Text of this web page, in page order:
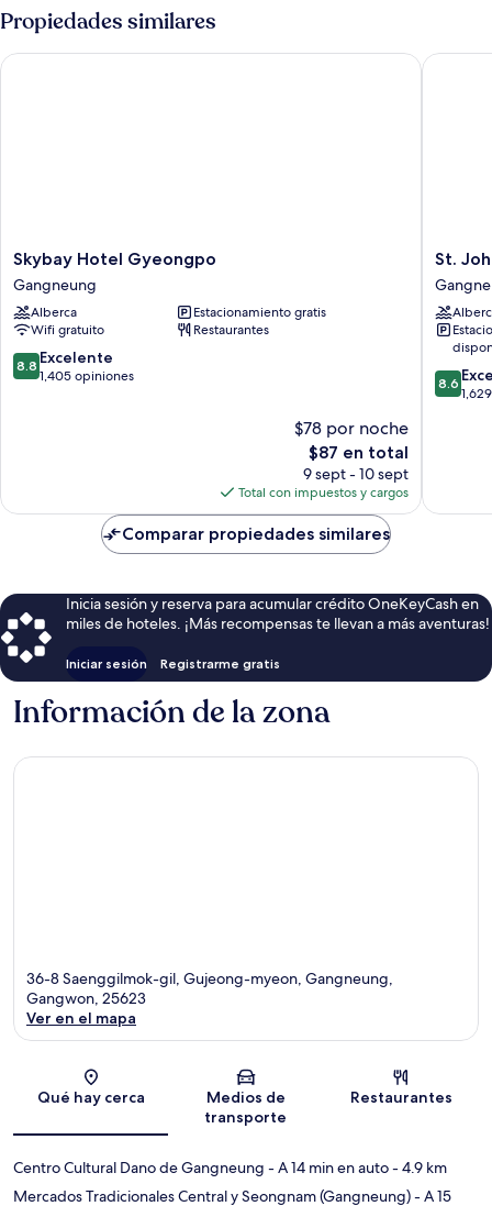
Propiedades similares
Skybay
Hotel
Gyeongpo
Gangneung
Skybay Hotel Gyeongpo
Gangneung
Alberca
Estacionamiento gratis
Wifi gratuito
Restaurantes
8.8
de
8.8 Excelente
1,405 opiniones
$78 por noche
El
precio
actual
es
de
$87
$87 en total
9 sept - 10 sept
Total con impuestos y cargos
Skybay Hotel Gyeongpo
St.
John's
Hotel
St.
8.6
de
8.6
St.
Comparar propiedades similares
Inicia sesión y reserva para acumular crédito OneKeyCash en
miles de hoteles. ¡Más recompensas te llevan a más aventuras!
Iniciar sesión Registrarme gratis
Información de la zona
36-8 Saenggilmok-gil, Gujeong-myeon, Gangneung,
Gangwon, 25623
Ver en el mapa
Qué hay cerca
Medios de
transporte
Restaurantes
Centro Cultural Dano de Gangneung - A 14 min en auto- 4.9 km
Mercados Tradicionales Central y Seongnam (Gangneung)- A 15